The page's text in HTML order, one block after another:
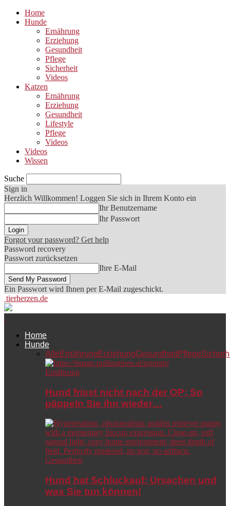
Home
Hunde
Ernährung
Erziehung
Gesundheit
Pflege
Sicherheit
Videos
Katzen
Ernährung
Erziehung
Gesundheit
Lifestyle
Pflege
Videos
Videos
Wissen
Suche
Sign in
Herzlich Willkommen! Loggen Sie sich in Ihrem Konto ein
Ihr Benutzername
Ihr Passwort
Forgot your password? Get help
Password recovery
Passwort zurücksetzen
Ihre E-Mail
Ein Passwort wird Ihnen per E-Mail zugeschickt.
tierherzen.de
Home
Hunde
Alle Ernährung ErziehungGesundheitPflege
Ernährung
Hund frisst nicht nach der OP: So
päppeln Sie ihn wieder…
Gesundheit
Hund hat Schluckauf: Ursachen und
was Sie tun können!